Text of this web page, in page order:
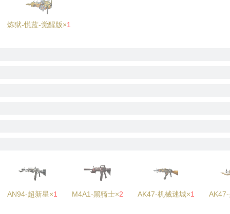
炼狱-悦蓝-觉醒版×1
AN94-超新星×1 M4A1-黑骑士×2 AK47-机械迷城×1